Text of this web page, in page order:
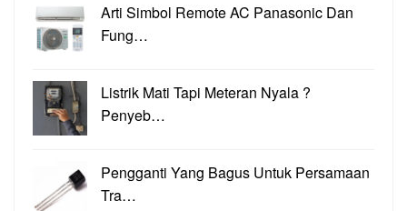
Arti Simbol Remote AC Panasonic Dan
Fung…
Listrik Mati Tapi Meteran Nyala ?
Penyeb…
Pengganti Yang Bagus Untuk Persamaan
Tra…